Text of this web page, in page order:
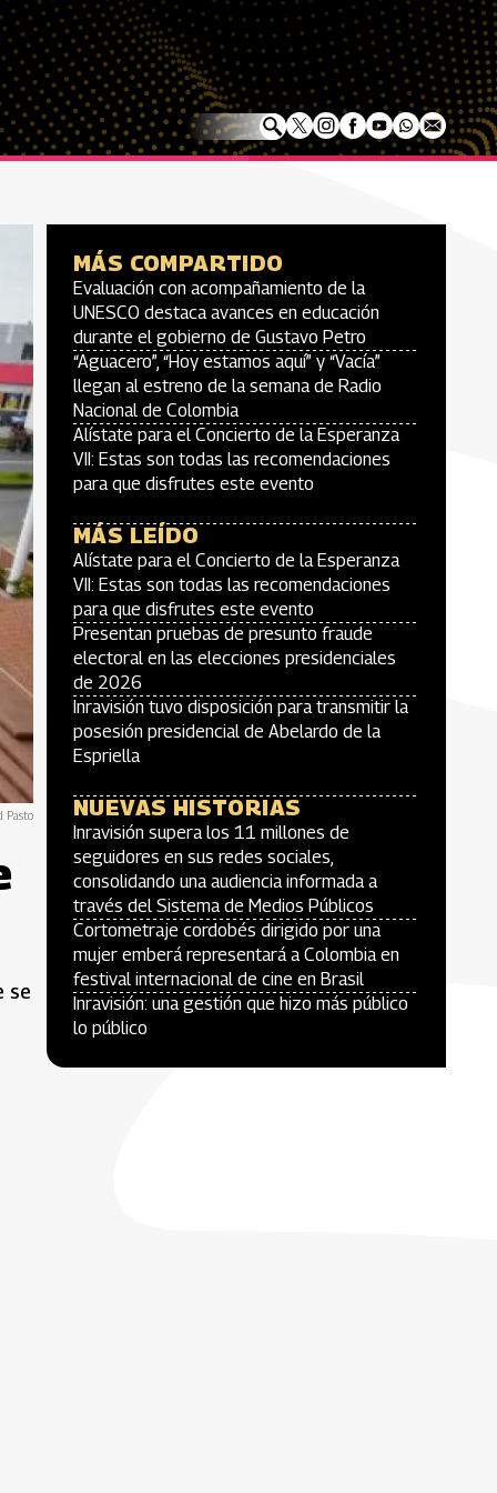
Pasto
se
MÁS COMPARTIDO
Evaluación con acompañamiento de la
UNESCO destaca avances en educación
durante el gobierno de Gustavo Petro
“Aguacero”, “Hoy estamos aquí” y “Vacía”
llegan al estreno de la semana de Radio
Nacional de Colombia
Alístate para el Concierto de la Esperanza
VII: Estas son todas las recomendaciones
para que disfrutes este evento
MÁS LEÍDO
Alístate para el Concierto de la Esperanza
VII: Estas son todas las recomendaciones
para que disfrutes este evento
Presentan pruebas de presunto fraude
electoral en las elecciones presidenciales
de 2026
Inravisión tuvo disposición para transmitir la
posesión presidencial de Abelardo de la
Espriella
NUEVAS HISTORIAS
Inravisión supera los 11 millones de
seguidores en sus redes sociales,
consolidando una audiencia informada a
través del Sistema de Medios Públicos
Cortometraje cordobés dirigido por una
mujer emberá representará a Colombia en
festival internacional de cine en Brasil
Inravisión: una gestión que hizo más público
lo público